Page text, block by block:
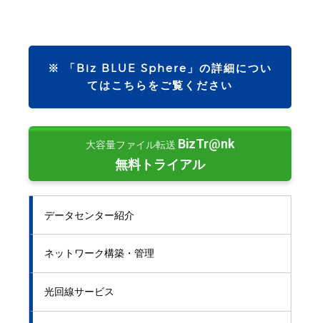
※ 「Biz BLUE Sphere」の詳細につい
てはこちらをご覧ください
大容量ファイル転送 BizTr@nk
無料トライアル
データセンター紹介
ネットワーク構築・管理
光回線サービス